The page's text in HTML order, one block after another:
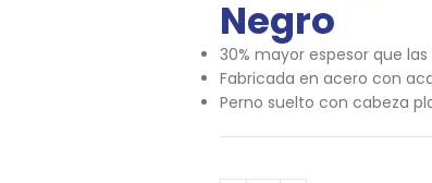
Negro
30% mayor espesor que
Fabricada en acero con
Perno suelto con cabeza